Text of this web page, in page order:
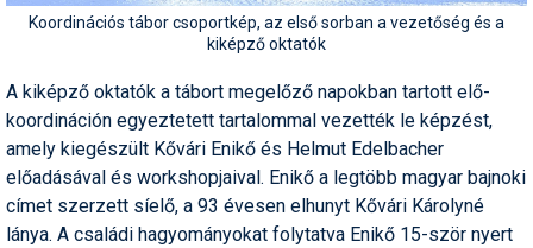
Síoktatás
Síszerviz
Sítechnika
Síugrás
Koordinációs tábor csoportkép, az első sorban a vezetőség és a
kiképző oktatók
A kiképző oktatók a tábort megelőző napokban tartott elő-
koordináción egyeztetett tartalommal vezették le képzést,
amely kiegészült Kővári Enikő és Helmut Edelbacher
előadásával és workshopjaival. Enikő a legtöbb magyar bajnoki
címet szerzett síelő, a 93 évesen elhunyt Kővári Károlyné
lánya. A családi hagyományokat folytatva Enikő 15-ször nyert